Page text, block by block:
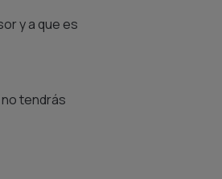
y a que es
tendrás